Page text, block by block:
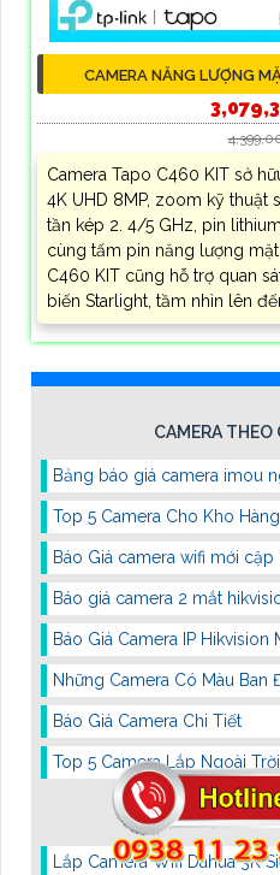
CAMERA NĂNG LƯỢNG
Camera Tapo C460 KIT sở
4K UHD 8MP, zoom kỹ thuật
tần kép 2. 4/5 GHz, pin
cùng tấm pin năng lượng
C460 KIT cũng hỗ trợ quan
biến Starlight, tầm nhìn lên
CAMERA
Bảng báo giá camera imou
Top 5 Camera Cho Kho Hàng
Báo Giá camera wifi mới cập
Báo giá camera 2 mắt
Báo Giá Camera IP Hikvision
Những Camera Có Màu Ban
Báo Giá Camera Chi Tiết
Top 5 Camera Lắp Ngoài Trời
CAMERA
Lắp Camera Wifi Dahua 3K